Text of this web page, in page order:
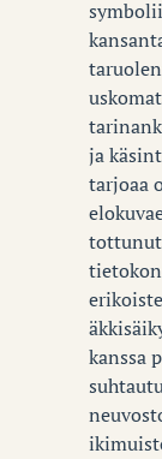
ja
tarjoaa
kanssa